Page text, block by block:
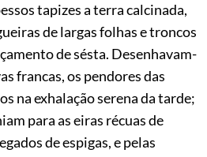
tapizes a terra calcinada,
de largas folhas e troncos
de sésta. Desenhavam-
francas, os pendores das
na exhalação serenada tarde;
para as eiras récuas de
de espigas, e pelas